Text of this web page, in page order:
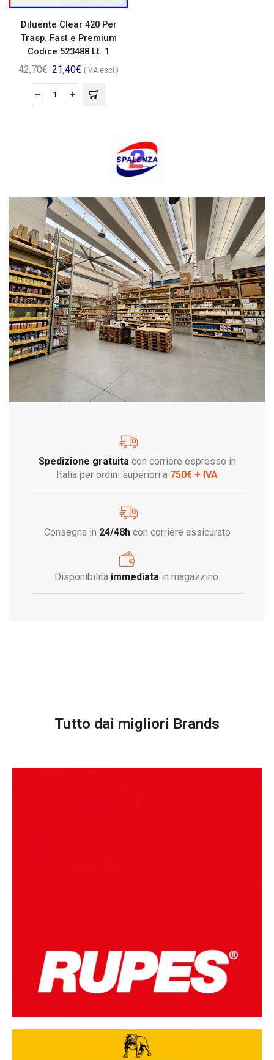
Diluente Clear 420 Per
Trasp. Fast e Premium
Codice 523488 Lt. 1
42,70€ 21,40€ (IVA escl.)
Spedizione gratuitacon corriere espresso in
Italia per ordini superiori a 750€ + IVA
Consegna in 24/48hcon corriere assicurato
Disponibilità immediatain magazzino.
Tutto dai migliori Brands